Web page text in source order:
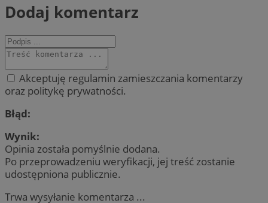
Dodaj komentarz
Akceptuję regulamin zamieszczania komentarzy
oraz politykę prywatności.
Błąd:
Wynik:
Opinia została pomyślnie dodana.
Po przeprowadzeniu weryfikacji, jej treść zostanie
udostępniona publicznie.
Trwa wysyłanie komentarza ...